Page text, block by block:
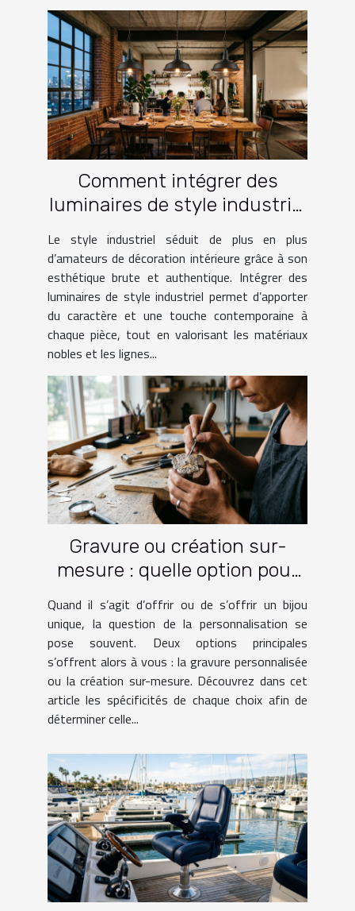
Comment intégrer des
luminaires de style industriel
dans votre intérieur ?
Le style industriel séduit de plus en plus
d’amateurs de décoration intérieure grâce à son
esthétique brute et authentique. Intégrer des
luminaires de style industriel permet d’apporter
du caractère et une touche contemporaine à
chaque pièce, tout en valorisant les matériaux
nobles et les lignes...
Gravure ou création sur-
mesure : quelle option pour
Quand il s’agit d’offrir ou de s’offrir un bijou
unique, la question de la personnalisation se
pose souvent. Deux options principales
s’offrent alors à vous : la gravure personnalisée
ou la création sur-mesure. Découvrez dans cet
article les spécificités de chaque choix afin de
déterminer celle...